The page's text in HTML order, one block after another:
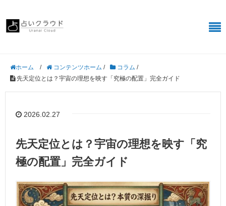
ホーム / コンテンツホーム / コラム /
先天定位とは？宇宙の理想を映す「究極の配置」完全ガイド
2026.02.27
先天定位とは？宇宙の理想を映す「究
極の配置」完全ガイド